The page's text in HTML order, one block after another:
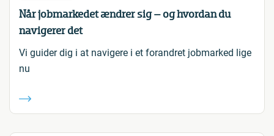
Når jobmarkedet ændrer sig – og hvordan du
navigerer det
Vi guider dig i at navigere i et forandret jobmarked lige
nu